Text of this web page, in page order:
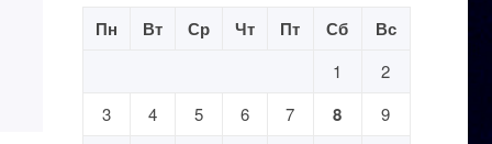
Пн Вт Ср Чт Пт Сб Вс
1
2
3
4 5 6 7 8
9